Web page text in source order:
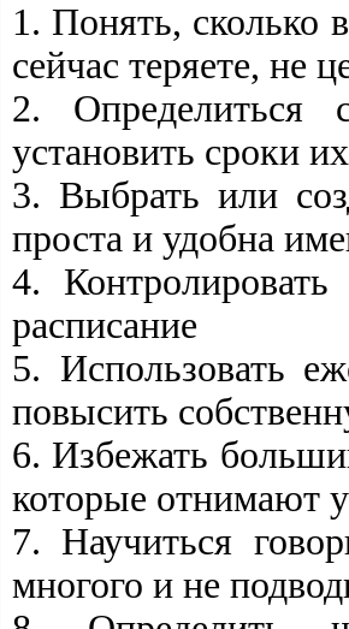
1. Понять, сколько
сейчас теряете, не
2. Определиться
установить сроки
3. Выбрать или
проста и удобна
4.
расписание
5. Использовать
повысить
6. Избежать
которые отнимают
7. Научиться
многого и не